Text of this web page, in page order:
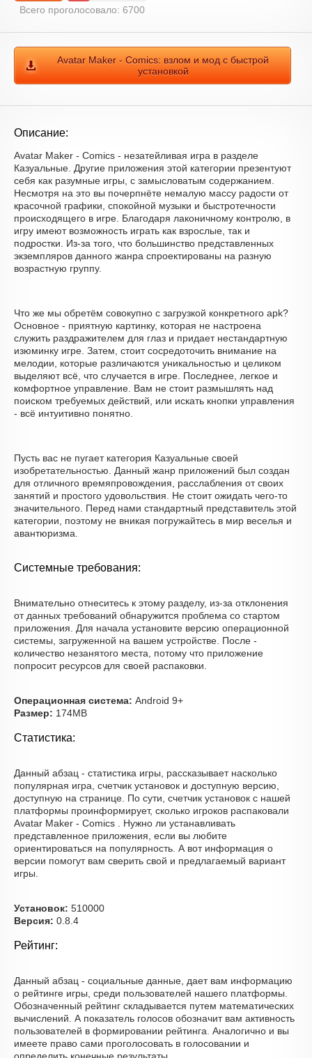
Всего проголосовало: 6700
Avatar Maker - Comics: взлом и мод с быстрой
установкой
Описание:
Avatar Maker - Comics - незатейливая игра в разделе
Казуальные. Другие приложения этой категории презентуют
себя как разумные игры, с замысловатым содержанием.
Несмотря на это вы почерпнёте немалую массу радости от
красочной графики, спокойной музыки и быстротечности
происходящего в игре. Благодаря лаконичному контролю, в
игру имеют возможность играть как взрослые, так и
подростки. Из-за того, что большинство представленных
экземпляров данного жанра спроектированы на разную
возрастную группу.
Что же мы обретём совокупно с загрузкой конкретного apk?
Основное - приятную картинку, которая не настроена
служить раздражителем для глаз и придает нестандартную
изюминку игре. Затем, стоит сосредоточить внимание на
мелодии, которые различаются уникальностью и целиком
выделяют всё, что случается в игре. Последнее, легкое и
комфортное управление. Вам не стоит размышлять над
поиском требуемых действий, или искать кнопки управления
- всё интуитивно понятно.
Пусть вас не пугает категория Казуальные своей
изобретательностью. Данный жанр приложений был создан
для отличного времяпровождения, расслабления от своих
занятий и простого удовольствия. Не стоит ожидать чего-то
значительного. Перед нами стандартный представитель этой
категории, поэтому не вникая погружайтесь в мир веселья и
авантюризма.
Системные требования:
Внимательно отнеситесь к этому разделу, из-за отклонения
от данных требований обнаружится проблема со стартом
приложения. Для начала установите версию операционной
системы, загруженной на вашем устройстве. После -
количество незанятого места, потому что приложение
попросит ресурсов для своей распаковки.
Операционная система: Android 9+
Размер: 174MB
Статистика:
Данный абзац - статистика игры, рассказывает насколько
популярная игра, счетчик установок и доступную версию,
доступную на странице. По сути, счетчик установок с нашей
платформы проинформирует, сколько игроков распаковали
Avatar Maker - Comics . Нужно ли устанавливать
представленное приложения, если вы любите
ориентироваться на популярность. А вот информация о
версии помогут вам сверить свой и предлагаемый вариант
игры.
Установок: 510000
Версия: 0.8.4
Рейтинг:
Данный абзац - социальные данные, дает вам информацию
о рейтинге игры, среди пользователей нашего платформы.
Обозначенный рейтинг складывается путем математических
вычислений. А показатель голосов обозначит вам активность
пользователей в формировании рейтинга. Аналогично и вы
имеете право сами проголосовать в голосовании и